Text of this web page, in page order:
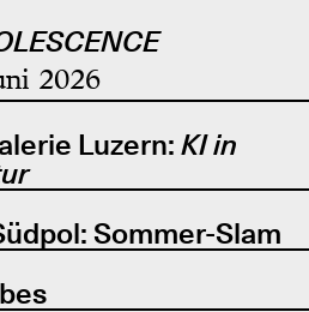
2026
Luzern: KI in
Sommer-Slam